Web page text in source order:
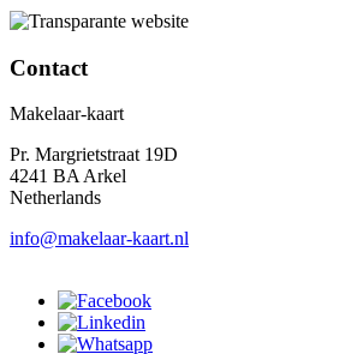
Contact
Makelaar-kaart
Pr. Margrietstraat 19D
4241 BA Arkel
Netherlands
info@makelaar-kaart.nl